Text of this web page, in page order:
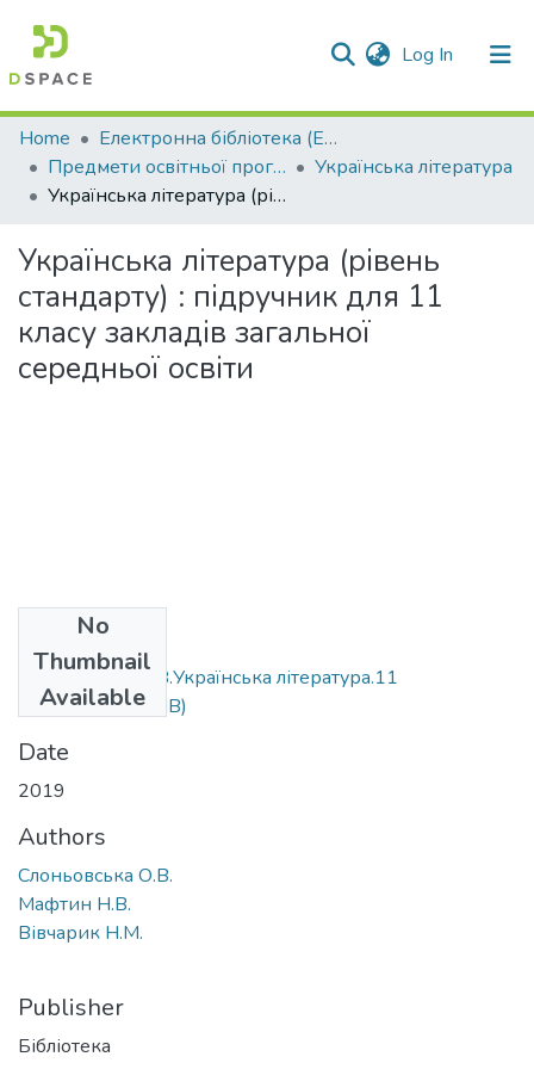
Log In (current)
Communities & Collections
All of DSpace
Home
Електронна бібліотека (E-Book)
Предмети освітньої програми профільної середньої освіти
Українська література
Українська література (рівень стандарту) : підручник для 11 класу закладів загальної середньої освіти
Українська література (рівень
стандарту) : підручник для 11
класу закладів загальної
середньої освіти
No
Thumbnail
Available
Слоньовська О.В.Українська література.11
кл.2019pdf(10 MB)
Date
2019
Authors
Слоньовська О.В.
Мафтин Н.В.
Вівчарик Н.М.
Publisher
Бібліотека